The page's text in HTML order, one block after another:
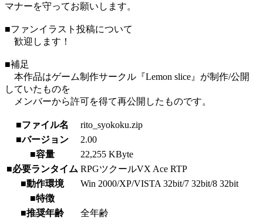
マナーを守ってお願いします。
■ファンイラスト投稿について
歓迎します！
■補足
本作品はゲーム制作サークル『Lemon slice』が制作/公開
していたものを
メンバーから許可を得て再公開したものです。
■ファイル名
rito_syokoku.zip
■バージョン
2.00
■容量
22,255 KByte
■必要ランタイム RPGツクールVX Ace RTP
■動作環境
Win 2000/XP/VISTA 32bit/7 32bit/8 32bit
■特徴
■推奨年齢
全年齢